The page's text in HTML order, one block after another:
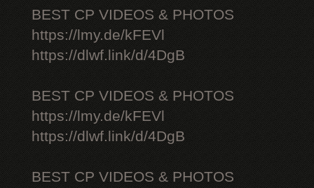
BEST CP VIDEOS & PHOTOS
https://lmy.de/kFEVl
https://dlwf.link/d/4DgB
BEST CP VIDEOS & PHOTOS
https://lmy.de/kFEVl
https://dlwf.link/d/4DgB
BEST CP VIDEOS & PHOTOS